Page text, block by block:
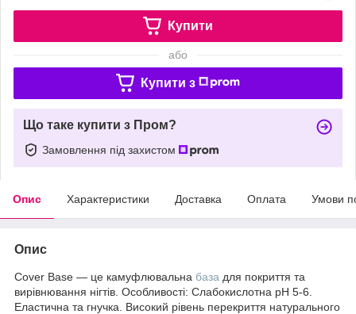
Купити
або
Купити з
Що таке купити з Пром?
Замовлення під захистом
Опис Характеристики Доставка Оплата Умови
Опис
Cover Base — це камуфлювальна база для покриття та
вирівнювання нігтів. Особливості: Слабокислотна pH 5-6.
Еластична та гнучка. Високий рівень перекриття натурального